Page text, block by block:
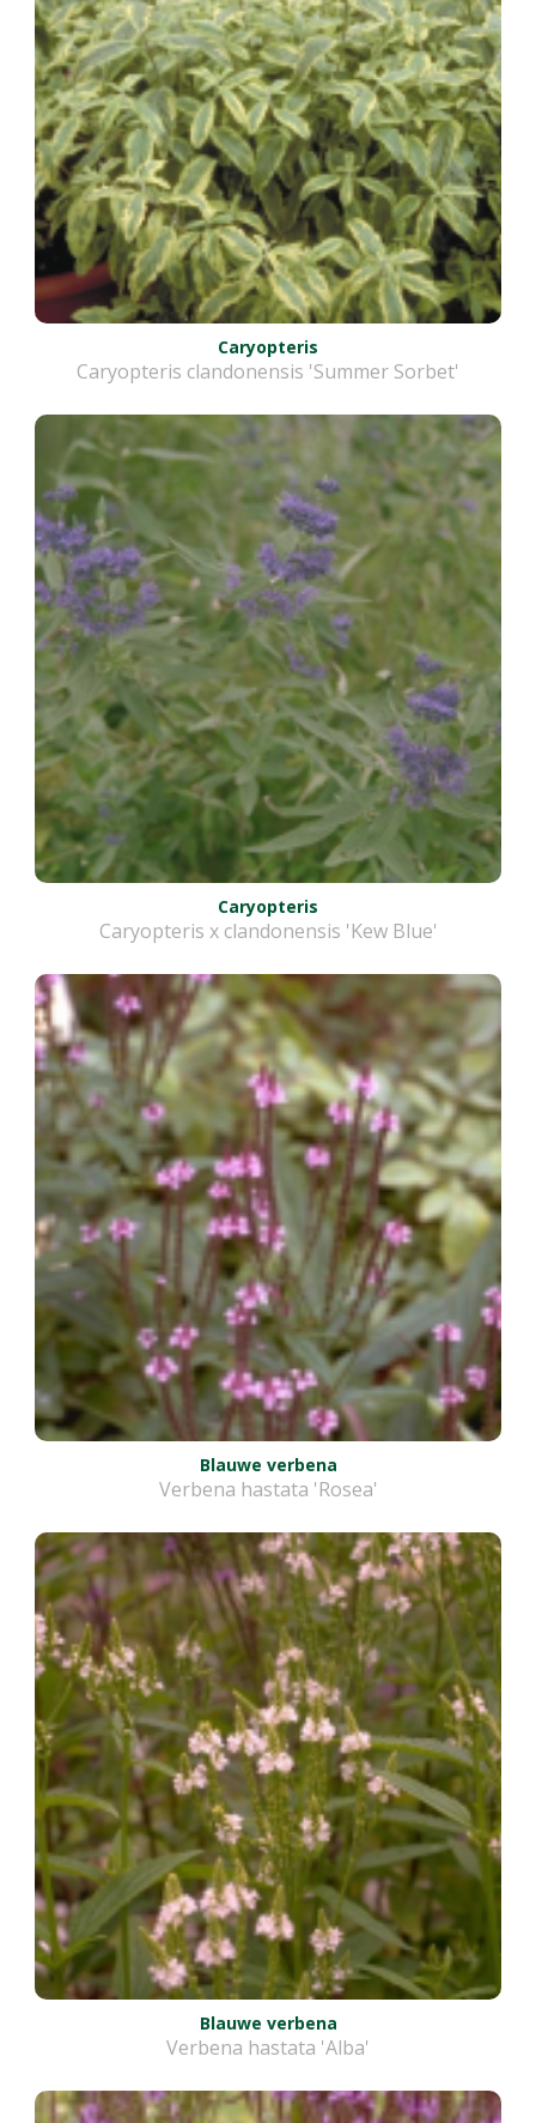
Caryopteris
Caryopteris clandonensis 'Summer Sorbet'
Caryopteris
Caryopteris x clandonensis 'Kew Blue'
Blauwe verbena
Verbena hastata 'Rosea'
Blauwe verbena
Verbena hastata 'Alba'